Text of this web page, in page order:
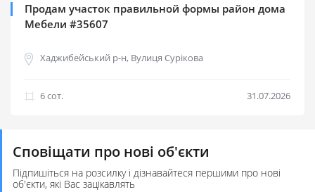
Продам участок правильной формы район дома
Мебели #35607
Хаджибейський р-н, Вулиця Сурікова
6 cот. 31.07.2026
Сповіщати про нові об'єкти
Підпишіться на розсилку і дізнавайтеся першими про нові
об'єкти, які Вас зацікавлять